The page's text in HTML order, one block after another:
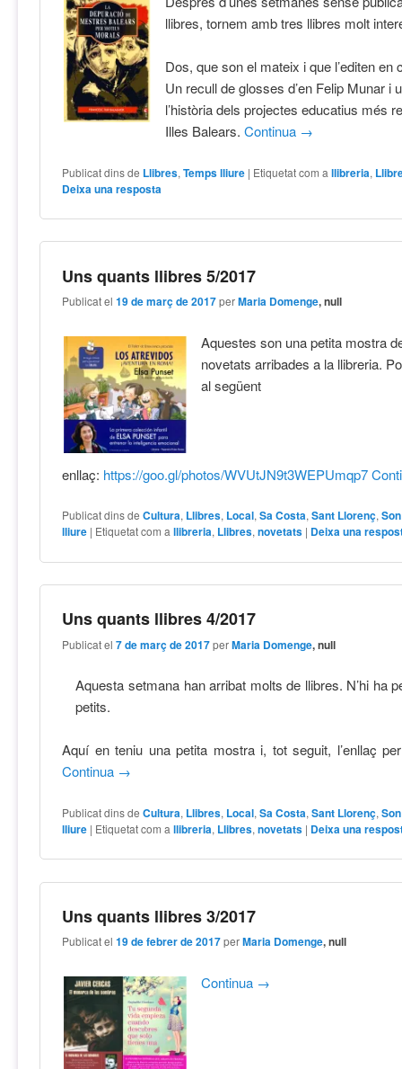
llibres, tornem amb tres llibres molt
Dos, que son el mateix i que l’editen en
Un recull de glosses d’en Felip Munar i
l’història dels projectes educatius més
Illes Balears.Continua →
Publicat dins de Llibres,Temps lliure | Etiquetat com a llibreria,
Deixa una resposta
Uns quants llibres 5/2017
Publicat el19 de març de 2017 perMaria Domenge, null
Aquestes son una petita mostra
novetats arribades a la llibreria.
al següent
enllaç: https://goo.gl/photos/WVUtJN9t3WEPUmqp7
Publicat dins de Cultura, Llibres, Local,Sa Costa,Sant Llorenç,
lliure | Etiquetat com a llibreria, Llibres,novetats | Deixa una
Uns quants llibres 4/2017
Publicat el7 de març de 2017 perMaria Domenge, null
Aquesta setmana han arribat molts de llibres. N’hi ha
petits.
Aquí en teniu una petita mostra i, tot seguit, l’enllaç
Continua →
Publicat dins de Cultura, Llibres, Local,Sa Costa,Sant Llorenç,
lliure | Etiquetat com a llibreria, Llibres,novetats | Deixa una
Uns quants llibres 3/2017
Publicat el19 de febrer de 2017 perMaria Domenge, null
Continua →